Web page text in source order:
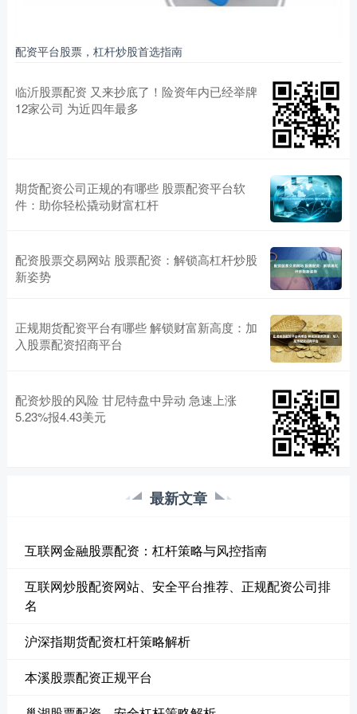
配资平台股票，杠杆炒股首选指南
临沂股票配资 又来抄底了！险资年内已经举牌
12家公司 为近四年最多
期货配资公司正规的有哪些 股票配资平台软
件：助你轻松撬动财富杠杆
配资股票交易网站 股票配资：解锁高杠杆炒股
新姿势
正规期货配资平台有哪些 解锁财富新高度：加
入股票配资招商平台
配资炒股的风险 甘尼特盘中异动 急速上涨
5.23%报4.43美元
最新文章
互联网金融股票配资：杠杆策略与风控指南
互联网炒股配资网站、安全平台推荐、正规配资公司排
名
沪深指期货配资杠杆策略解析
本溪股票配资正规平台